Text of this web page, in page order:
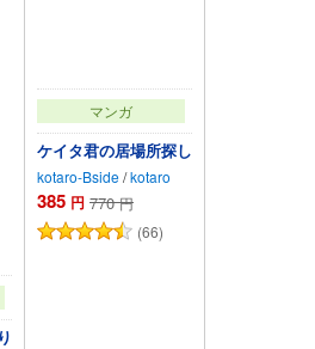
マンガ
ケイタ君の居場所探し
kotaro-Bside/kotaro
385 円 770 円
(66)